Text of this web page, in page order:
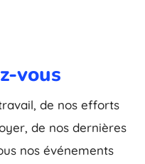
vous
de nos efforts
de nos dernières
nos événements